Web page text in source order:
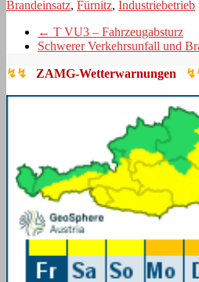
Brandeinsatz, Fürnitz, Industriebetrieb
← T VU3 – Fahrzeugabsturz
Schwerer Verkehrsunfall und
↯↯ ZAMG-Wetterwarnungen